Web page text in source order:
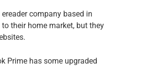
company based in
their home market, but they
Prime has some upgraded